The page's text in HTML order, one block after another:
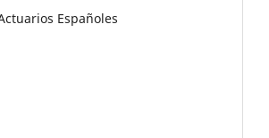
Españoles